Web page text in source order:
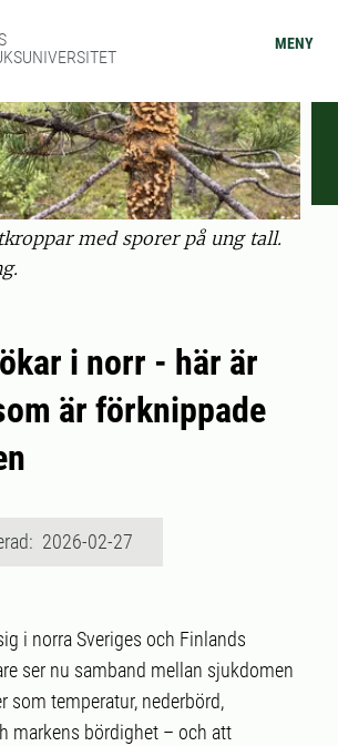
MENY
med sporer på ung tall.
i norr - här är
är förknippade
2026-02-27
i norra Sveriges och Finlands
ser nu samband mellan sjukdomen
som temperatur, nederbörd,
markens bördighet – och att